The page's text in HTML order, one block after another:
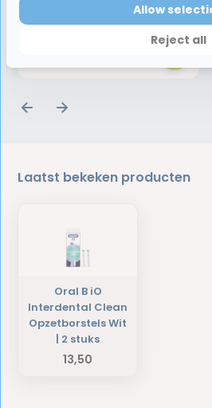
Laatst bekeken producten
Oral B iO
Interdental Clean
Opzetborstels Wit
| 2 stuks
13,50
Reject all
Allow